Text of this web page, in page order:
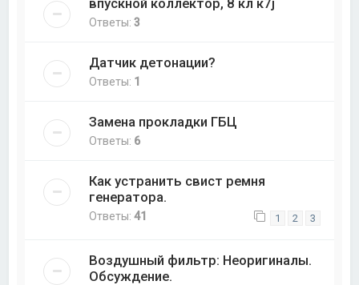
впускной коллектор, 8 кл к7j
Ответы:3
Датчик детонации?
Ответы: 1
Замена прокладки ГБЦ
Ответы: 6
Как устранить свист ремня
генератора.
Ответы:41 1 2 3
Воздушный фильтр: Неоригиналы.
Обсуждение.